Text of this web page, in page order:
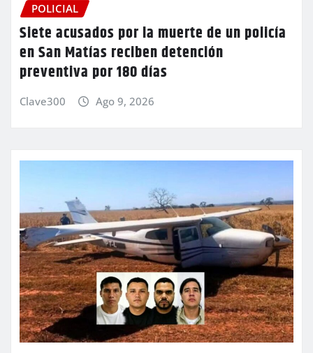
POLICIAL
Siete acusados por la muerte de un policía
en San Matías reciben detención
preventiva por 180 días
Clave300 Ago 9, 2026